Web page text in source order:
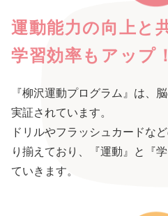
運動能力の向上と
学習効率もアップ！
『柳沢運動プログラム』は、
実証されています。
ドリルやフラッシュカードな
り揃えており、『運動』と『
ていきます。